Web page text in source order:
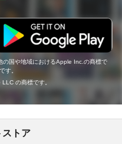
国や地域におけるApple Inc.の商標で
す。
の商標です。
ストア